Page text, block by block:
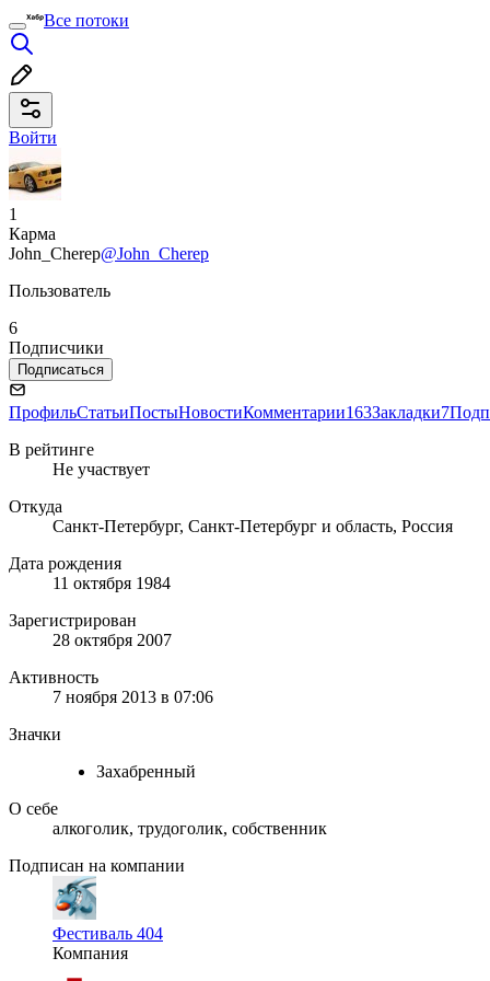
Все потоки
Войти
1
Карма
John_Cherep@John_Cherep
Пользователь
6
Подписчики
Подписаться
ПрофильСтатьиПостыНовостиКомментарии163Закладки7
В рейтинге
Не участвует
Откуда
Санкт-Петербург, Санкт-Петербург и область, Россия
Дата рождения
11 октября 1984
Зарегистрирован
28 октября 2007
Активность
7 ноября 2013 в 07:06
Значки
Захабренный
О себе
алкоголик, трудоголик, собственник
Подписан на компании
Фестиваль 404
Компания